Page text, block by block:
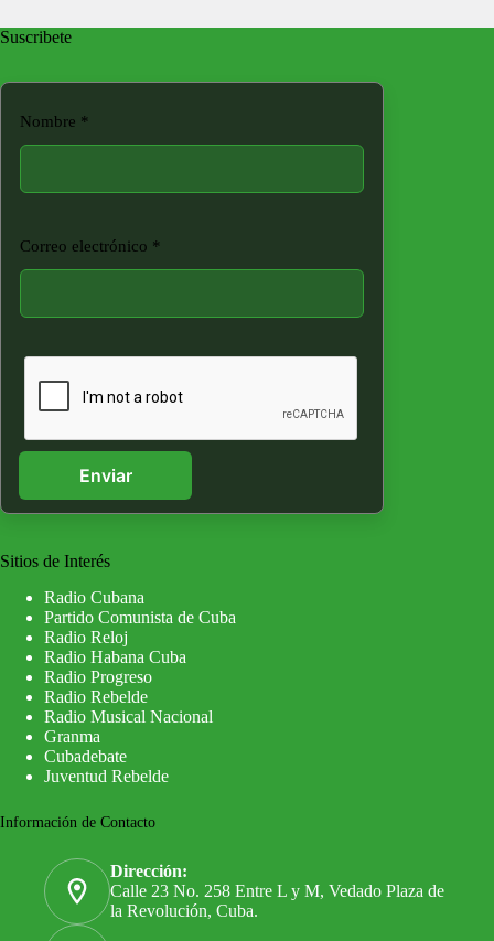
Suscribete
Nombre *
Correo electrónico *
Enviar
Sitios de Interés
Radio Cubana
Partido Comunista de Cuba
Radio Reloj
Radio Habana Cuba
Radio Progreso
Radio Rebelde
Radio Musical Nacional
Granma
Cubadebate
Juventud Rebelde
Información de Contacto
Dirección:
Calle 23 No. 258 Entre L y M, Vedado Plaza de
la Revolución, Cuba.